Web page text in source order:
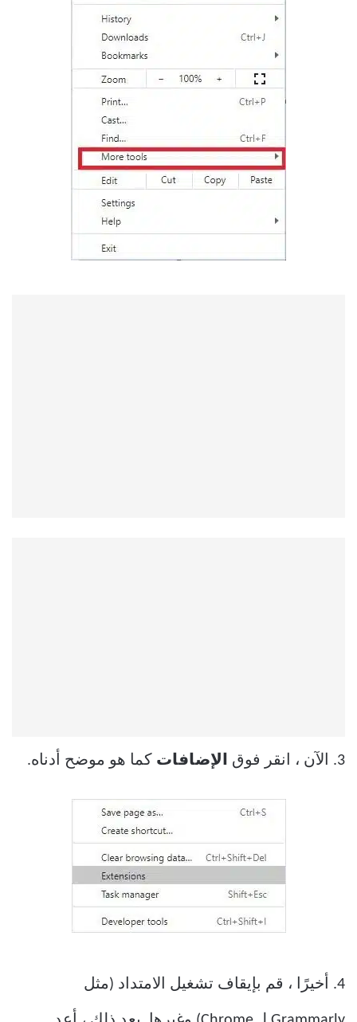
3. الآن ، انقر فوق الإضافات كما هو موضح أدناه.
4. أخيرًا ، قم بإيقاف تشغيل الامتداد (مثل